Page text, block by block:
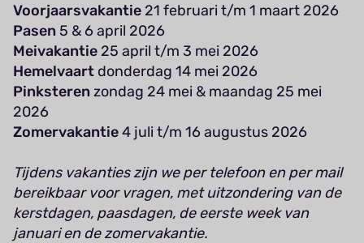
Voorjaarsvakantie 21 februari t/m 1 maart 2026
Pasen 5 & 6 april 2026
Meivakantie 25 april t/m 3 mei 2026
Hemelvaart donderdag 14 mei 2026
Pinksterenzondag 24 mei & maandag 25 mei
2026
Zomervakantie4 juli t/m 16 augustus 2026
Tijdens vakanties zijn we per telefoon en per mail
bereikbaar voor vragen, met uitzondering van de
kerstdagen, paasdagen, de eerste week van
januari en de zomervakantie.